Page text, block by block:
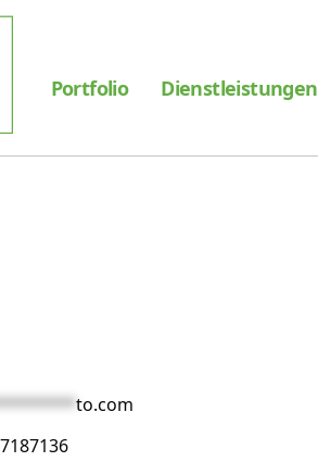
Portfolio Dienstleistungen
to.com